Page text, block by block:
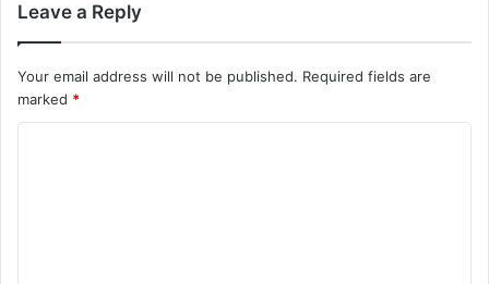
Leave a Reply
Your email address will not be published. Required fields are
marked *